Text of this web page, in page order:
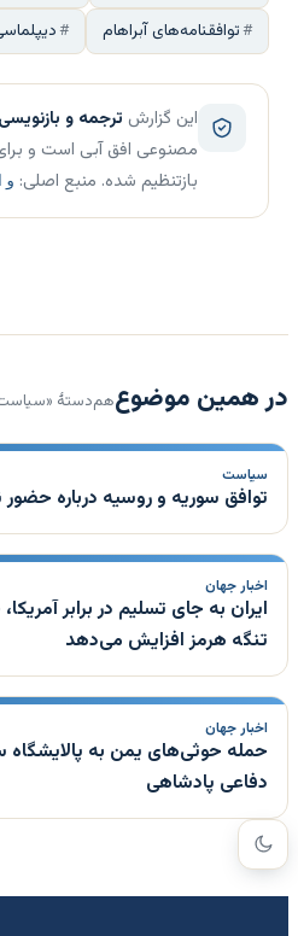
توافقنامه‌های آبراهام
این گزارش ترجمه و
مصنوعی افق آبی است و
بازتنظیم شده. منبع اصلی:
در همین موضوعهم‌دستهٔ
سیاست
توافق سوریه و روسیه درباره
اخبار جهان
ایران به جای تسلیم در برابر
تنگه هرمز افزایش می‌دهد
اخبار جهان
حمله حوثی‌های یمن به
دفاعی پادشاهی